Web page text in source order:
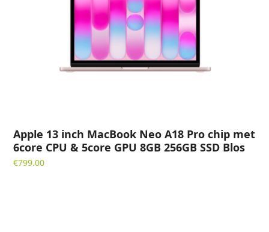
Apple 13 inch MacBook Neo A18 Pro chip met
6core CPU & 5core GPU 8GB 256GB SSD Blos
€799.00